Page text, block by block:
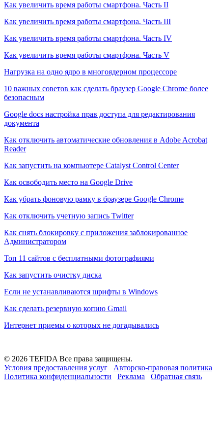
Как увеличить время работы смартфона. Часть II
Как увеличить время работы смартфона. Часть III
Как увеличить время работы смартфона. Часть IV
Как увеличить время работы смартфона. Часть V
Нагрузка на одно ядро в многоядерном процессоре
10 важных советов как сделать браузер Google Chrome более
безопасным
Google docs настройка прав доступа для редактирования
документа
Как отключить автоматические обновления в Adobe Acrobat
Reader
Как запустить на компьютере Catalyst Control Center
Как освободить место на Google Drive
Как убрать фоновую рамку в браузере Google Chrome
Как отключить учетную запись Twitter
Как снять блокировку с приложения заблокированное
Администратором
Топ 11 сайтов с бесплатными фотографиями
Как запустить очистку диска
Если не устанавливаются шрифты в Windows
Как сделать резервную копию Gmail
Интернет приемы о которых не догадывались
© 2026 TEFIDA Все права защищены.
Условия предоставления услуг
Авторско-правовая политика
Политика конфиденциальности
Реклама Обратная связь